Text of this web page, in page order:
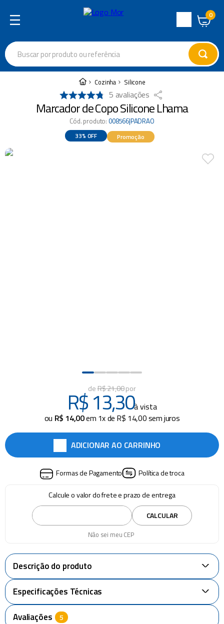
de
Atendimento
0
Buscar por produto ou referência
Cozinha Silicone
5 avaliações
Marcador de Copo Silicone Lhama
Cód. produto: 008566|PADRAO
Promoção
33% OFF
R$21,00
R$13,30à vista
ou R$ 14,00em 1x de R$ 14,00sem juros
ADICIONAR AO CARRINHO
Formas de Pagamento Política de troca
Calcule o valor do frete e prazo de entrega
Não sei meu CEP
CALCULAR
Descrição do produto
+
Especificações Técnicas
+
Avaliações
Termos mais buscados
varal
garrafa térmica